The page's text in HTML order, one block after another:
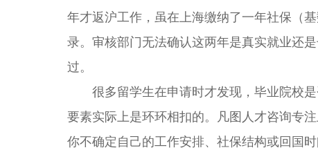
年才返沪工作，虽在上海缴纳了一年社保（
录。审核部门无法确认这两年是真实就业还
过。
很多留学生在申请时才发现，毕业院校是
要素实际上是环环相扣的。凡图人才咨询专
你不确定自己的工作安排、社保结构或回国